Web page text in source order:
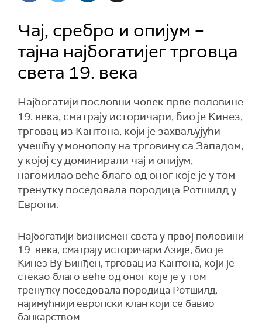
Чај, сребро и опијум –
тајна најбогатијег трговца
света 19. века
Најбогатији пословни човек прве половине
19. века, сматрају историчари, био је Кинез,
трговац из Кантона, који је захваљујући
учешћу у монополу на трговину са Западом,
у којој су доминирали чај и опијум,
нагомилао веће благо од оног које је у том
тренутку поседовала породица Ротшилд у
Европи.
Најбогатији бизнисмен света у првој половини
19. века, сматрају историчари Азије, био је
Кинез Ву Бинђен, трговац из Кантона, који је
стекао благо веће од оног које је у том
тренутку поседовала породица Ротшилд,
најимућнији европски клан који се бавио
банкарством.